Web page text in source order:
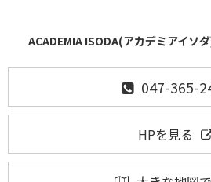
ACADEMIA ISODA(アカデミアイソ
047-365-
HPを見る